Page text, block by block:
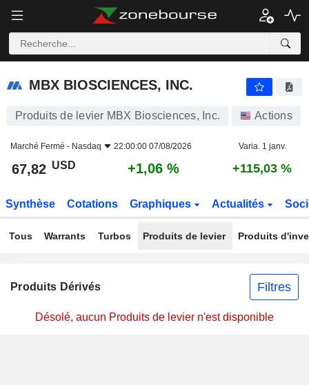
MBX BIOSCIENCES, INC.
MBX BIOSCIENCES, INC.
Produits de levier MBX Biosciences, Inc. Actions
Marché Fermé - Nasdaq 22:00:00 07/08/2026 Varia. 1 janv.
67,82 USD +1,06 % +115,03 %
Synthèse Cotations Graphiques Actualités
Tous Warrants Turbos Produits de levier Produits
Produits Dérivés Filtres
Désolé, aucun Produits de levier n'est disponible